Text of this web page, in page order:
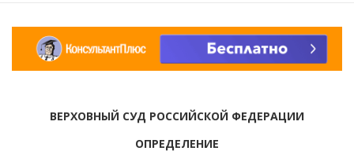
ВЕРХОВНЫЙ СУД РОССИЙСКОЙ ФЕДЕРАЦИИ
ОПРЕДЕЛЕНИЕ